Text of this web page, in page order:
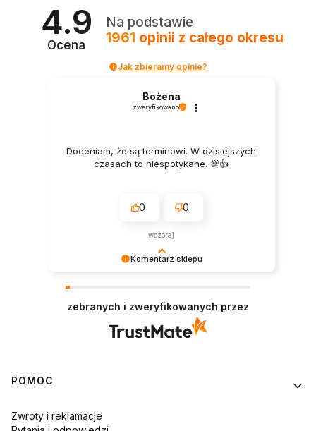
4.9
Ocena
Na podstawie
1961 opinii z całego okresu
Jak zbieramy opinie?
Komentarz sklepu
Bożena
zweryfikowano
Doceniam, że są terminowi. W dzisiejszych
czasach to niespotykane. 💯👍️
0 0
wczoraj
zebranych i zweryfikowanych przez
Linki w stopce
POMOC
Zwroty i reklamacje